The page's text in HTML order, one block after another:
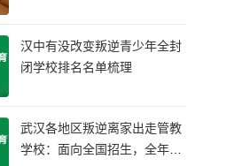
汉中有没改变叛逆青少年全封
闭学校排名名单梳理
武汉各地区叛逆离家出走管教
学校：面向全国招生，全年无